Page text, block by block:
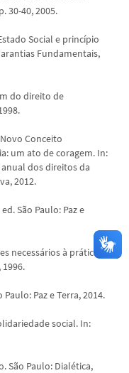
30-40, 2005.
Social e princípio
Fundamentais,
do direito de
Novo Conceito
um ato de coragem. In:
anual dos direitos da
2012.
São Paulo: Paz e
necessários à prática
1996.
Paulo: Paz e Terra, 2014.
social. In:
São Paulo: Dialética,